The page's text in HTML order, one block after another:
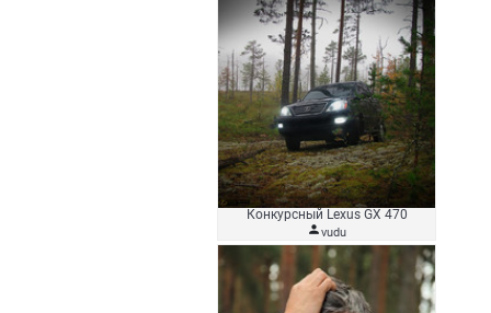
Конкурсный Lexus GX 470
vudu